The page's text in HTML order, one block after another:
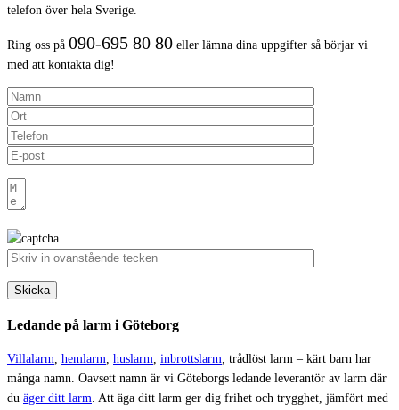
telefon över hela Sverige.
Ring oss på 090-695 80 80 eller lämna dina uppgifter så börjar vi
med att kontakta dig!
Ledande på larm i Göteborg
Villalarm, hemlarm, huslarm, inbrottslarm, trådlöst larm – kärt barn har
många namn. Oavsett namn är vi Göteborgs ledande leverantör av larm där
du äger ditt larm. Att äga ditt larm ger dig frihet och trygghet, jämfört med